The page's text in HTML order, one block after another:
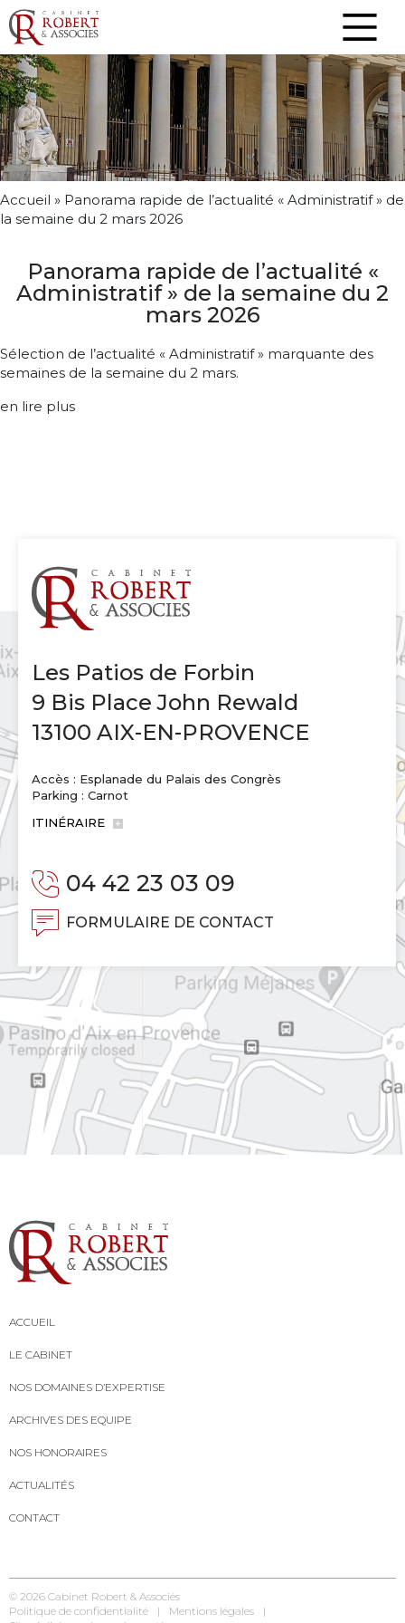
Accueil » Panorama rapide de l’actualité « Administratif » de
la semaine du 2 mars 2026
Panorama rapide de l’actualité «
Administratif » de la semaine du 2
mars 2026
Sélection de l’actualité « Administratif » marquante des
semaines de la semaine du 2 mars.
en lire plus
Les Patios de Forbin
9 Bis Place John Rewald
13100 AIX-EN-PROVENCE
Accès : Esplanade du Palais des Congrès
Parking : Carnot
ITINÉRAIRE
04 42 23 03 09
FORMULAIRE DE CONTACT
ACCUEIL
LE CABINET
NOS DOMAINES D’EXPERTISE
ARCHIVES DES EQUIPE
NOS HONORAIRES
ACTUALITÉS
CONTACT
© 2026 Cabinet Robert & Associés
Politique de confidentialité
Mentions légales